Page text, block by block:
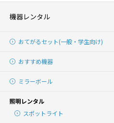
機器レンタル
おてがるセット(一般・学生向け)
おすすめ機器
ミラーボール
照明レンタル
スポットライト